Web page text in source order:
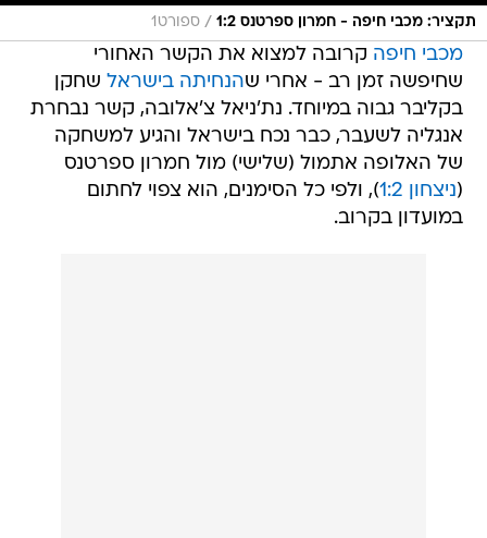
תקציר: מכבי חיפה - חמרון ספרטנס 1:2 / ספורט1
מכבי חיפה קרובה למצוא את הקשר האחורי
שחיפשה זמן רב - אחרי שהנחיתה בישראל שחקן
בקליבר גבוה במיוחד. נת'ניאל צ'אלובה, קשר נבחרת
אנגליה לשעבר, כבר נכח בישראל והגיע למשחקה
של האלופה אתמול (שלישי) מול חמרון ספרטנס
(ניצחון 1:2
), ולפי כל הסימנים, הוא צפוי לחתום
במועדון בקרוב.